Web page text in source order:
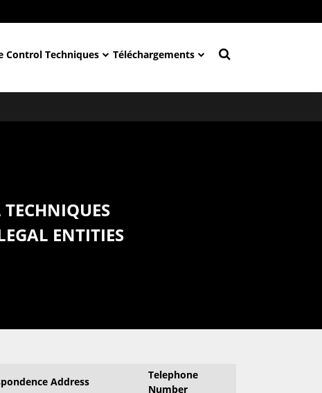
Control Techniques Téléchargements
ENTITIES
Address
Telephone
Number